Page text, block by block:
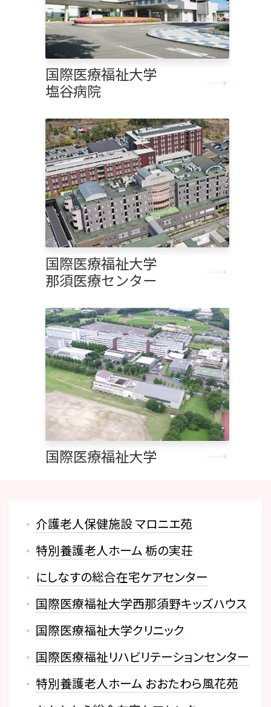
国際医療福祉大学
塩谷病院
国際医療福祉大学
那須医療センター
国際医療福祉大学
介護老人保健施設 マロニエ苑
特別養護老人ホーム 栃の実荘
にしなすの総合在宅ケアセンター
国際医療福祉大学西那須野キッズハウス
国際医療福祉大学クリニック
国際医療福祉リハビリテーションセンター
特別養護老人ホーム おおたわら風花苑